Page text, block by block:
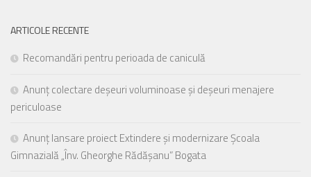
ARTICOLE RECENTE
Recomandări pentru perioada de caniculă
Anunț colectare deșeuri voluminoase și deșeuri menajere
periculoase
Anunț lansare proiect Extindere și modernizare Școala
Gimnazială „Înv. Gheorghe Rădășanu” Bogata